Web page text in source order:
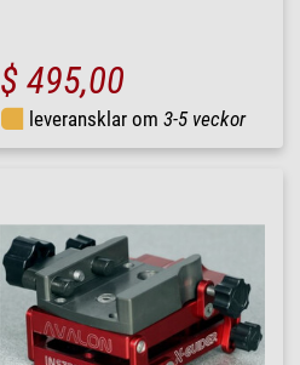
$ 495,00
leveransklar om 3-5 veckor